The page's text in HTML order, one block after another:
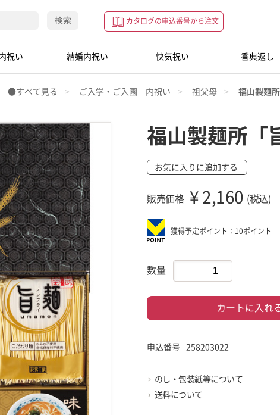
カタログの申込番号から注文
検索
祝い 結婚内祝い 快気祝い 香典返し
●すべて見る ご入学・ご入園 内祝い 祖父母 福山製麺
福山製麺所「
お気に入りに追加する
販売価格 ¥ 2,160 (税込)
獲得予定ポイント：10ポイント
数量
カートに入れ
申込番号 258203022
のし・包装紙等について
送料について